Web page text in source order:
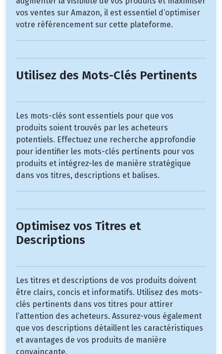
vos ventes sur Amazon, il est essentiel d’optimiser
votre référencement sur cette plateforme.
Utilisez des Mots-Clés Pertinents
Les mots-clés sont essentiels pour que vos
produits soient trouvés par les acheteurs
potentiels. Effectuez une recherche approfondie
pour identifier les mots-clés pertinents pour vos
produits et intégrez-les de manière stratégique
dans vos titres, descriptions et balises.
Optimisez vos Titres et
Descriptions
Les titres et descriptions de vos produits doivent
être clairs, concis et informatifs. Utilisez des mots-
clés pertinents dans vos titres pour attirer
l’attention des acheteurs. Assurez-vous également
que vos descriptions détaillent les caractéristiques
et avantages de vos produits de manière
convaincante.